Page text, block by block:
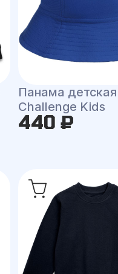
Панама детская
Challenge Kids
440 ₽